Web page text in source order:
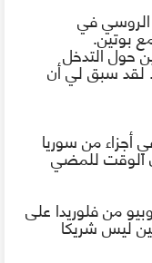
الروسي في
حول التدخل
لقد سبق لي أن
أجزاء من سوريا
الوقت للمضي
من فلوريدا على
ليس شريكا